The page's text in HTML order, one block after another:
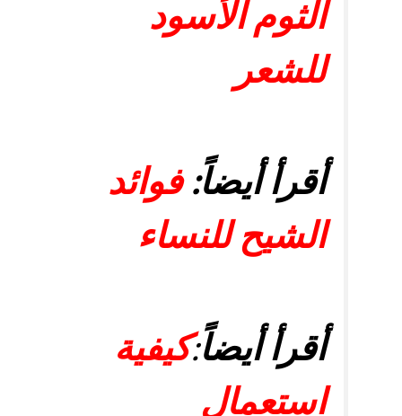
الثوم الأسود
للشعر
أقرأ أيضاً:فوائد
الشيح للنساء
أقرأ أيضاً:كيفية
استعمال